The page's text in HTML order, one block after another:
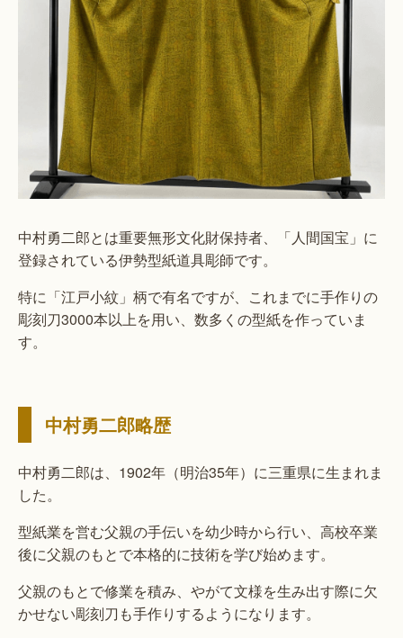
中村勇二郎とは重要無形文化財保持者、「人間国宝」に
登録されている伊勢型紙道具彫師です。
特に「江戸小紋」柄で有名ですが、これまでに手作りの
彫刻刀3000本以上を用い、数多くの型紙を作っていま
す。
中村勇二郎略歴
中村勇二郎は、1902年（明治35年）に三重県に生まれま
した。
型紙業を営む父親の手伝いを幼少時から行い、高校卒業
後に父親のもとで本格的に技術を学び始めます。
父親のもとで修業を積み、やがて文様を生み出す際に欠
かせない彫刻刀も手作りするようになります。